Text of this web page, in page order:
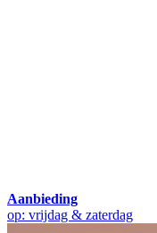
Aanbieding
op: vrijdag & zaterdag